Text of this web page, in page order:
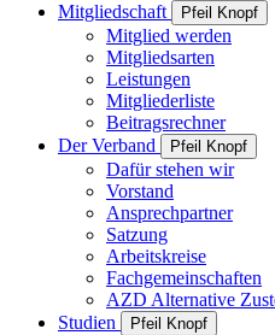
Mitgliedschaft
Pfeil Knopf
Mitglied werden
Mitgliedsarten
Leistungen
Mitgliederliste
Beitragsrechner
Der Verband
Pfeil Knopf
Dafür stehen wir
Vorstand
Ansprechpartner
Satzung
Arbeitskreise
Fachgemeinschaften
AZD Alternative
Studien
Pfeil Knopf